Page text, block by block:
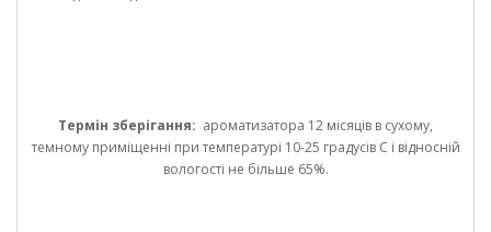
Термін зберігання: ароматизатора 12 місяців в сухому,
темному приміщенні при температурі 10-25 градусів С і відносній
вологості не більше 65%.